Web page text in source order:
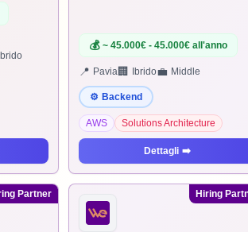
💰 ~ 45.000€ - 45.000€ all'anno
📍 Pavia🏢 Ibrido💼 Middle
⚙️ Backend
AWS Solutions Architecture
Dettagli ➡️
Partner Hiring